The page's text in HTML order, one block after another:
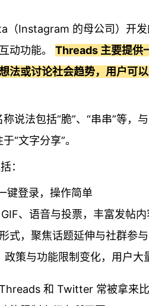
（Instagram 的母公司）开
动功能。 Threads 主要提供
法或讨论社会趋势，用户可
说法包括“脆”、“串串”等，
“文字分享”。
：
键登录，操作简单
、语音与投票，丰富发帖内
式，聚焦话题延伸与社群参与
策与功能限制变化，用户大
和 Twitter 常被拿来